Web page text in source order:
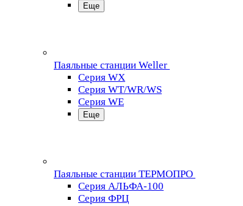
Еще
Паяльные станции Weller
Серия WX
Серия WT/WR/WS
Серия WE
Еще
Паяльные станции ТЕРМОПРО
Серия АЛЬФА-100
Серия ФРЦ